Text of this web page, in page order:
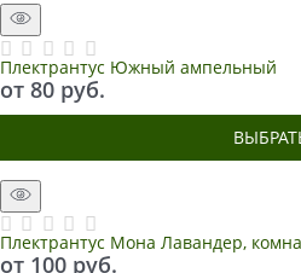
Плектрантус Южный ампельный
от 80 руб.
Плектрантус Мона Лавандер,
от 100 руб.